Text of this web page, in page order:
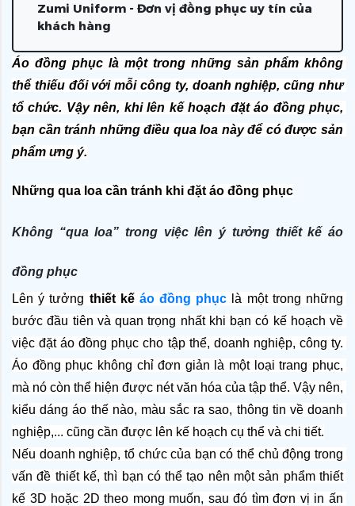
Zumi Uniform - Đơn vị đồng phục uy tín của
khách hàng
Áo đồng phục là một trong những sản phẩm không
thể thiếu đối với mỗi công ty, doanh nghiệp, cũng như
tổ chức. Vậy nên, khi lên kế hoạch đặt áo đồng phục,
bạn cần tránh những điều qua loa này để có được sản
phẩm ưng ý.
Những qua loa cần tránh khi đặt áo đồng phục
Không “qua loa” trong việc lên ý tưởng thiết kế áo
đồng phục
Lên ý tưởng thiết kế áo đồng phục là một trong những
bước đầu tiên và quan trọng nhất khi bạn có kế hoạch về
việc đặt áo đồng phục cho tập thể, doanh nghiệp, công ty.
Áo đồng phục không chỉ đơn giản là một loại trang phục,
mà nó còn thể hiện được nét văn hóa của tập thể. Vậy nên,
kiểu dáng áo thế nào, màu sắc ra sao, thông tin về doanh
nghiệp,... cũng cần được lên kế hoạch cụ thể và chi tiết.
Nếu doanh nghiệp, tổ chức của bạn có thể chủ động trong
vấn đề thiết kế, thì bạn có thể tạo nên một sản phẩm thiết
kế 3D hoặc 2D theo mong muốn, sau đó tìm đơn vị in ấn